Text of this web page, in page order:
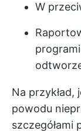
W
Na przykład,
powodu
szczegółami